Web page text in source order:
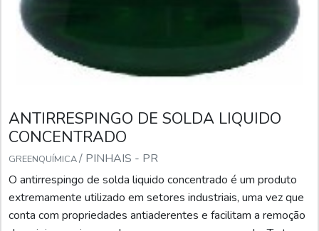
ANTIRRESPINGO DE SOLDA LIQUIDO
CONCENTRADO
GREENQUÍMICA/ PINHAIS - PR
O antirrespingo de solda liquido concentrado é um produto
extremamente utilizado em setores industriais, uma vez que
conta com propriedades antiaderentes e facilitam a remoção